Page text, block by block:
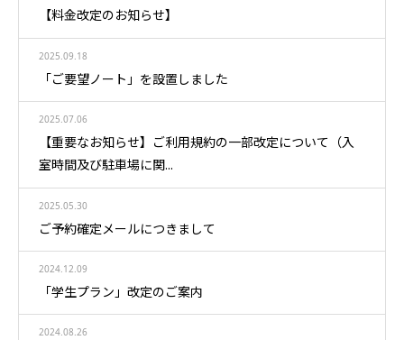
【料金改定のお知らせ】
2025.09.18
「ご要望ノート」を設置しました
2025.07.06
【重要なお知らせ】ご利用規約の一部改定について（入
室時間及び駐車場に関...
2025.05.30
ご予約確定メールにつきまして
2024.12.09
「学生プラン」改定のご案内
2024.08.26